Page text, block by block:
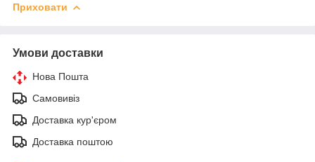
Приховати
Умови доставки
Нова Пошта
Самовивіз
Доставка кур'єром
Доставка поштою